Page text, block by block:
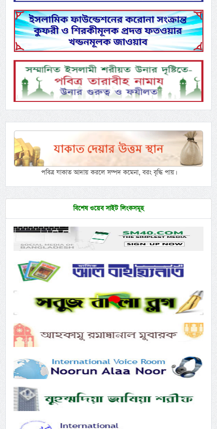
পবিত্র যাকাত আদায় করলে সম্পদ কমেনা, বরং বৃদ্ধি পায়।
বিশেষ ওয়েব সাইট লিংকসমূহ